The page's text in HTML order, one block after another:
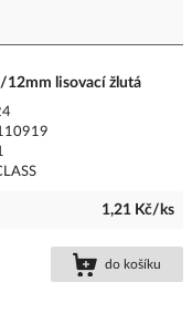
12mm lisovací žlutá
1,21 Kč/ks
do košíku